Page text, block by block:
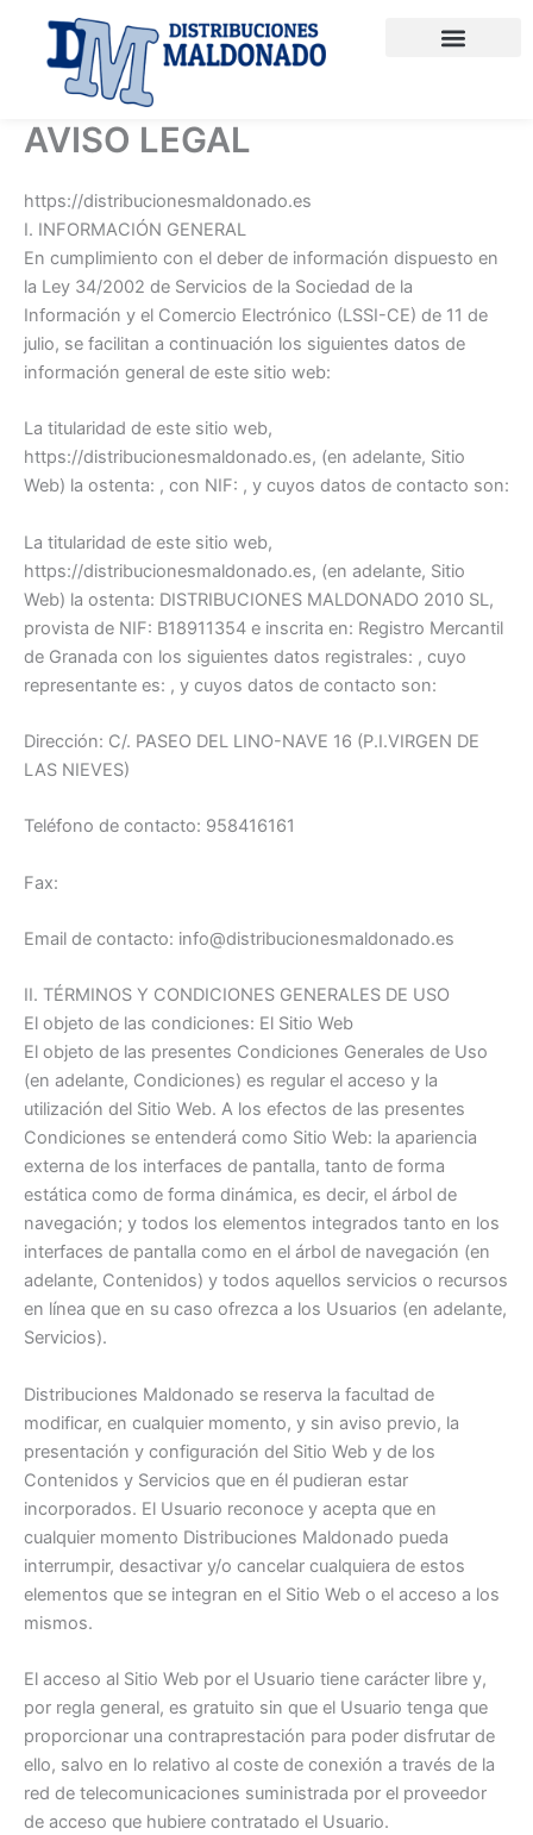
content
AVISO LEGAL
https://distribucionesmaldonado.es
I. INFORMACIÓN GENERAL
En cumplimiento con el deber de información dispuesto en
la Ley 34/2002 de Servicios de la Sociedad de la
Información y el Comercio Electrónico (LSSI-CE) de 11 de
julio, se facilitan a continuación los siguientes datos de
información general de este sitio web:
La titularidad de este sitio web,
https://distribucionesmaldonado.es, (en adelante, Sitio
Web) la ostenta: , con NIF: , y cuyos datos de contacto son:
La titularidad de este sitio web,
https://distribucionesmaldonado.es, (en adelante, Sitio
Web) la ostenta: DISTRIBUCIONES MALDONADO 2010 SL,
provista de NIF: B18911354 e inscrita en: Registro Mercantil
de Granada con los siguientes datos registrales: , cuyo
representante es: , y cuyos datos de contacto son:
Dirección: C/. PASEO DEL LINO-NAVE 16 (P.I.VIRGEN DE
LAS NIEVES)
Teléfono de contacto: 958416161
Fax:
Email de contacto: info@distribucionesmaldonado.es
II. TÉRMINOS Y CONDICIONES GENERALES DE USO
El objeto de las condiciones: El Sitio Web
El objeto de las presentes Condiciones Generales de Uso
(en adelante, Condiciones) es regular el acceso y la
utilización del Sitio Web. A los efectos de las presentes
Condiciones se entenderá como Sitio Web: la apariencia
externa de los interfaces de pantalla, tanto de forma
estática como de forma dinámica, es decir, el árbol de
navegación; y todos los elementos integrados tanto en los
interfaces de pantalla como en el árbol de navegación (en
adelante, Contenidos) y todos aquellos servicios o recursos
en línea que en su caso ofrezca a los Usuarios (en adelante,
Servicios).
Distribuciones Maldonado se reserva la facultad de
modificar, en cualquier momento, y sin aviso previo, la
presentación y configuración del Sitio Web y de los
Contenidos y Servicios que en él pudieran estar
incorporados. El Usuario reconoce y acepta que en
cualquier momento Distribuciones Maldonado pueda
interrumpir, desactivar y/o cancelar cualquiera de estos
elementos que se integran en el Sitio Web o el acceso a los
mismos.
El acceso al Sitio Web por el Usuario tiene carácter libre y,
por regla general, es gratuito sin que el Usuario tenga que
proporcionar una contraprestación para poder disfrutar de
ello, salvo en lo relativo al coste de conexión a través de la
red de telecomunicaciones suministrada por el proveedor
de acceso que hubiere contratado el Usuario.